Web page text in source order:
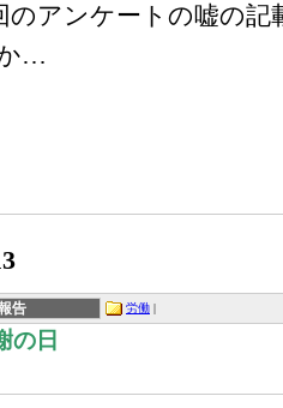
アンケートの嘘の記
…
告 労働 |
の日